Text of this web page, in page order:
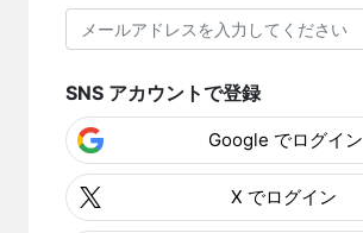
SNS アカウントで登録
Google でログイン
X でログイン